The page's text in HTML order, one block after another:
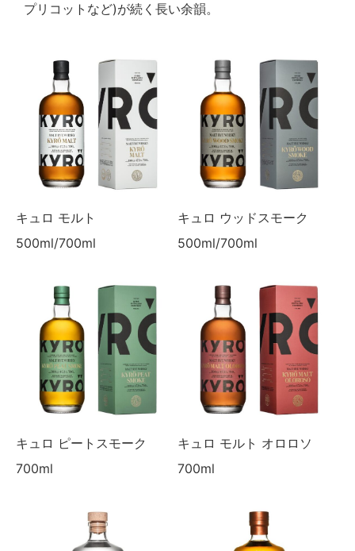
プリコットなど)が続く長い余韻。
キュロ モルト
500ml/700ml
キュロ ウッドスモーク
500ml/700ml
キュロ ピートスモーク
700ml
キュロ モルト オロロソ
700ml